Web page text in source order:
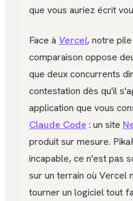
que vous auriez écrit
Face à Vercel, notre
comparaison oppose
que deux concurrents
contestation dès qu'il
application que vous
Claude Code : un site
produit sur mesure.
incapable, ce n'est pas
sur un terrain où Vercel
tourner un logiciel tout